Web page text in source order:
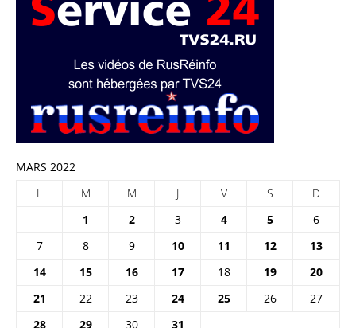
MARS 2022
L
M M J V S
D
1
2 3 4 5
6
7
8 9 10 11 12
13
14
15 16 17 18 19
20
21
22 23 24 25 26
27
28
29 30 31